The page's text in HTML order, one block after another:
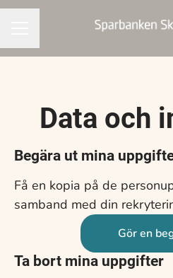
Data och
Begära ut mina
Få en kopia på de
samband med din
Gör en
Ta bort mina uppgifter